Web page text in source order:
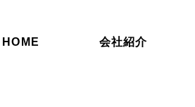
HOME 会社紹介